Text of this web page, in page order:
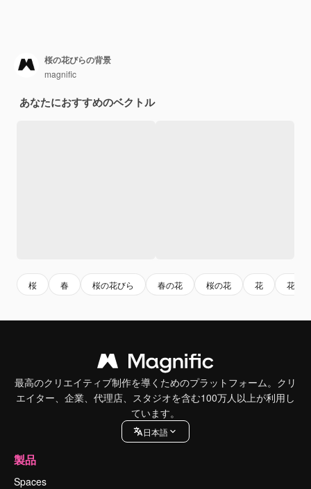
桜の花びらの背景
magnific
あなたにおすすめのベクトル
桜 春 桜の花びら 春の花 桜の花 花 花びら
最高のクリエイティブ制作を導くためのプラットフォーム。クリ
エイター、企業、代理店、スタジオを含む100万人以上が利用し
ています。
日本語
製品
Spaces